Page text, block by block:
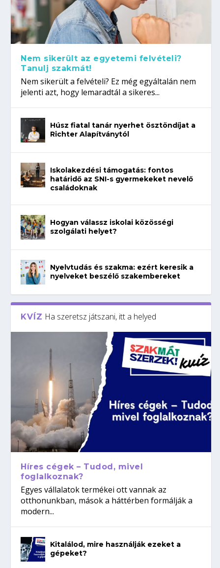
Nem sikerült az egyetemi felvételi?
Tanulj szakmát!
Nem sikerült a felvételi? Ez még egyáltalán nem
jelenti azt, hogy lemaradtál a sikeres...
Húsz fiatal tanár nyerhet ösztöndíjat a
Richter Alapítványtól
Iskolakezdési támogatás: fontos
határidő az SNI-s gyermekeket nevelő
családoknak
Hogyan válassz iskolai közösségi
szolgálati helyet?
Nyelvtudás és szakma: ezért keresik a
nyelveket beszélő szakembereket
KVÍZ Ha szeretsz játszani, itt a helyed
Híres cégek – Tudod, mivel
foglalkoznak?
Egyes vállalatok termékei ott vannak az
otthonunkban, mások a háttérben formálják a
modern...
Kitalálod, mire használják ezeket a
gépeket?